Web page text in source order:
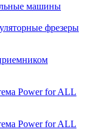
машины
фрезеры
Power for ALL
Power for ALL